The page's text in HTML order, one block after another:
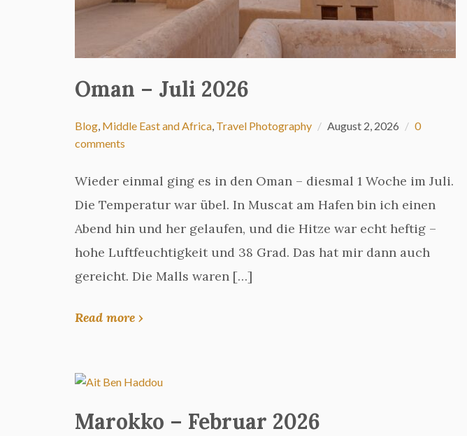
Oman – Juli 2026
Blog, Middle East and Africa, Travel Photography August 2, 2026
0
comments
Wieder einmal ging es in den Oman – diesmal 1 Woche im Juli.
Die Temperatur war übel. In Muscat am Hafen bin ich einen
Abend hin und her gelaufen, und die Hitze war echt heftig –
hohe Luftfeuchtigkeit und 38 Grad. Das hat mir dann auch
gereicht. Die Malls waren […]
Read more ›
Marokko – Februar 2026